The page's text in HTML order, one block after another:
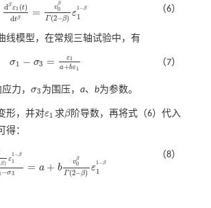
dβε1 (t)
dtβ = vβ
0
Γ(2−β)
ε
1−β
1
dβε1(t) dtβ =v0βΓ(2-β
（6）
线模型，在常规三轴试验中，有
σ1 − σ3 = ε1
a+bε1
σ1 σ3 =ε1 a+ bε1 （7）
应力，σ3
σ3 为围压， a、 b为参数。
形，并对ε1
ε1 求β
β阶导数，再将式（6）代入
得：
β)
ε
1−β
1
−σ3
= a + b
vβ
0
Γ(2−β)
ε
1−β
1
(2-β)ε 11- βσ 1-σ3=a+bv0βΓ
（8）